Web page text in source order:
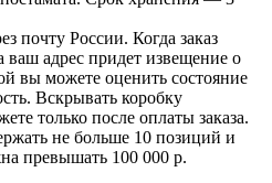
почту России. Когда заказ
ваш адрес придет извещение о
вы можете оценить состояние
Вскрывать коробку
только после оплаты заказа.
не больше 10 позиций и
превышать 100 000 р.